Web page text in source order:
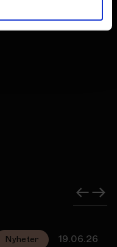
Nyheter 19.06.26